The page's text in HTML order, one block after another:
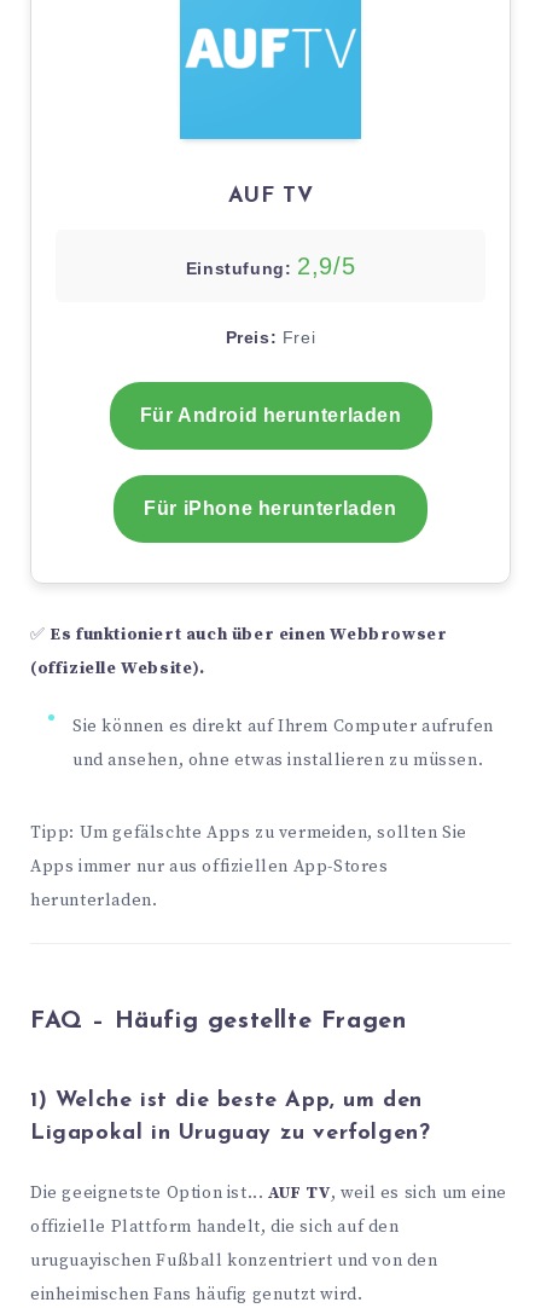
AUF TV
Einstufung: 2,9/5
Preis: Frei
Für Android herunterladen
Für iPhone herunterladen
✅ Es funktioniert auch über einen Webbrowser
(offizielle Website).
Sie können es direkt auf Ihrem Computer aufrufen
und ansehen, ohne etwas installieren zu müssen.
Tipp: Um gefälschte Apps zu vermeiden, sollten Sie
Apps immer nur aus offiziellen App-Stores
herunterladen.
FAQ – Häufig gestellte Fragen
1) Welche ist die beste App, um den
Ligapokal in Uruguay zu verfolgen?
Die geeignetste Option ist... AUF TV, weil es sich um eine
offizielle Plattform handelt, die sich auf den
uruguayischen Fußball konzentriert und von den
einheimischen Fans häufig genutzt wird.